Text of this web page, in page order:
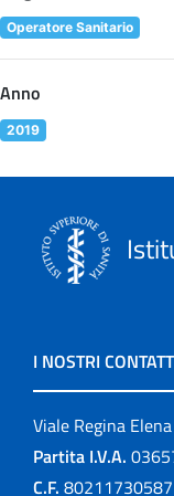
Operatore Sanitario
Anno
2019
I NOSTRI
Viale Regina
Partita I.V.A.
C.F. 80211730587